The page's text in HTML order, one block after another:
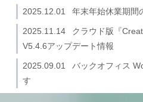
2025.12.01 年末年始休業期間
2025.11.14
クラウド版『
V5.4.6アップデート情報
2025.09.01
バックオフィス
す